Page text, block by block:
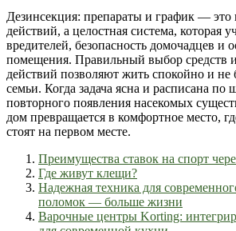
Дезинсекция: препараты и график — это
действий, а целостная система, которая
вредителей, безопасность домочадцев и
помещения. Правильный выбор средств
действий позволяют жить спокойно и не
семьи. Когда задача ясна и расписана по
повторного появления насекомых
дом превращается в комфортное место,
стоят на первом месте.
Преимущества ставок на спорт
Где живут клещи?
Надежная техника для
поломок — больше жизни
Варочные центры Korting: